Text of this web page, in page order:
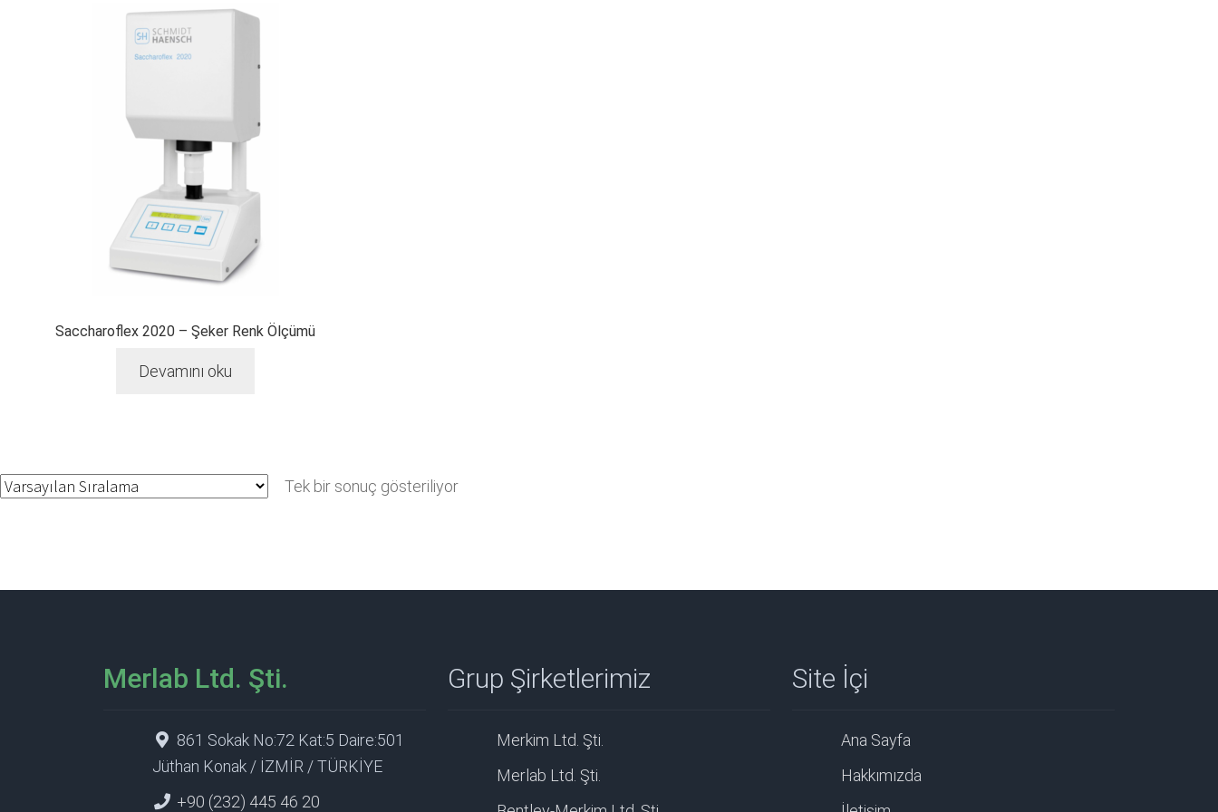
Saccharoflex 2020 – Şeker Renk Ölçümü
Devamını oku
Tek bir sonuç gösteriliyor
Merlab Ltd. Şti.
861 Sokak No:72 Kat:5 Daire:501
Jüthan Konak / İZMİR / TÜRKİYE
+90 (232) 445 46 20
Grup Şirketlerimiz
Merkim Ltd. Şti.
Merlab Ltd. Şti.
Site İçi
Ana Sayfa
Hakkımızda